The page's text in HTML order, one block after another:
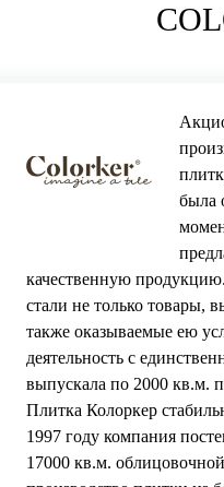
была
качественную
стали не только товары,
также оказываемые ею
деятельность с
выпускала по 2000 кв.м.
Плитка Колоркер
1997 году компания
17000 кв.м.